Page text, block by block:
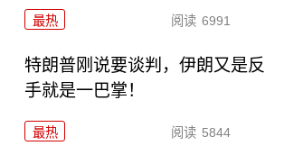
最热 阅读 6991
特朗普刚说要谈判，伊朗又是反
手就是一巴掌！
最热 阅读 5844